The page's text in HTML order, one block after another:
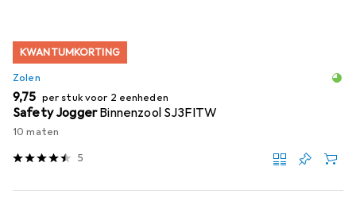
KWANTUMKORTING
Zolen
EUR
9,75 per stuk voor 2 eenheden
Safety JoggerBinnenzool SJ3FITW
10 maten
5